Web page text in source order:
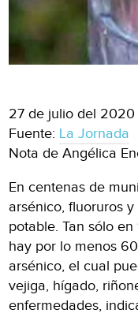
27 de julio del 2020
Fuente: La Jornada
Nota de Angélica
En centenas de
arsénico, fluoruros
potable. Tan sólo
hay por lo menos
arsénico, el cual
vejiga, hígado,
enfermedades,